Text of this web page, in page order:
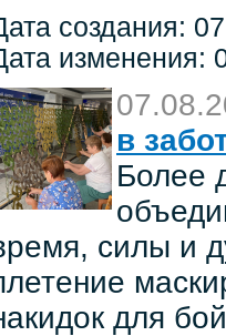
создания:
изменения:
в
Более
силы и
для